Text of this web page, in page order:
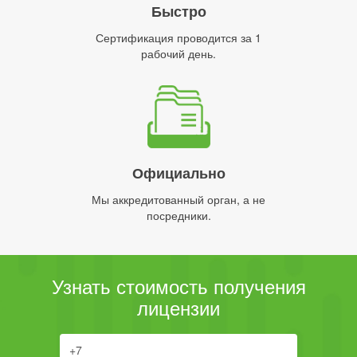
Быстро
Сертификация проводится за 1
рабочий день.
Официально
Мы аккредитованный орган, а не
посредники.
Узнать стоимость получения
лицензии